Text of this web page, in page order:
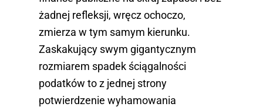
żadnej refleksji, wręcz ochoczo,
zmierza w tym samym kierunku.
Zaskakujący swym gigantycznym
rozmiarem spadek ściągalności
podatków to z jednej strony
potwierdzenie wyhamowania